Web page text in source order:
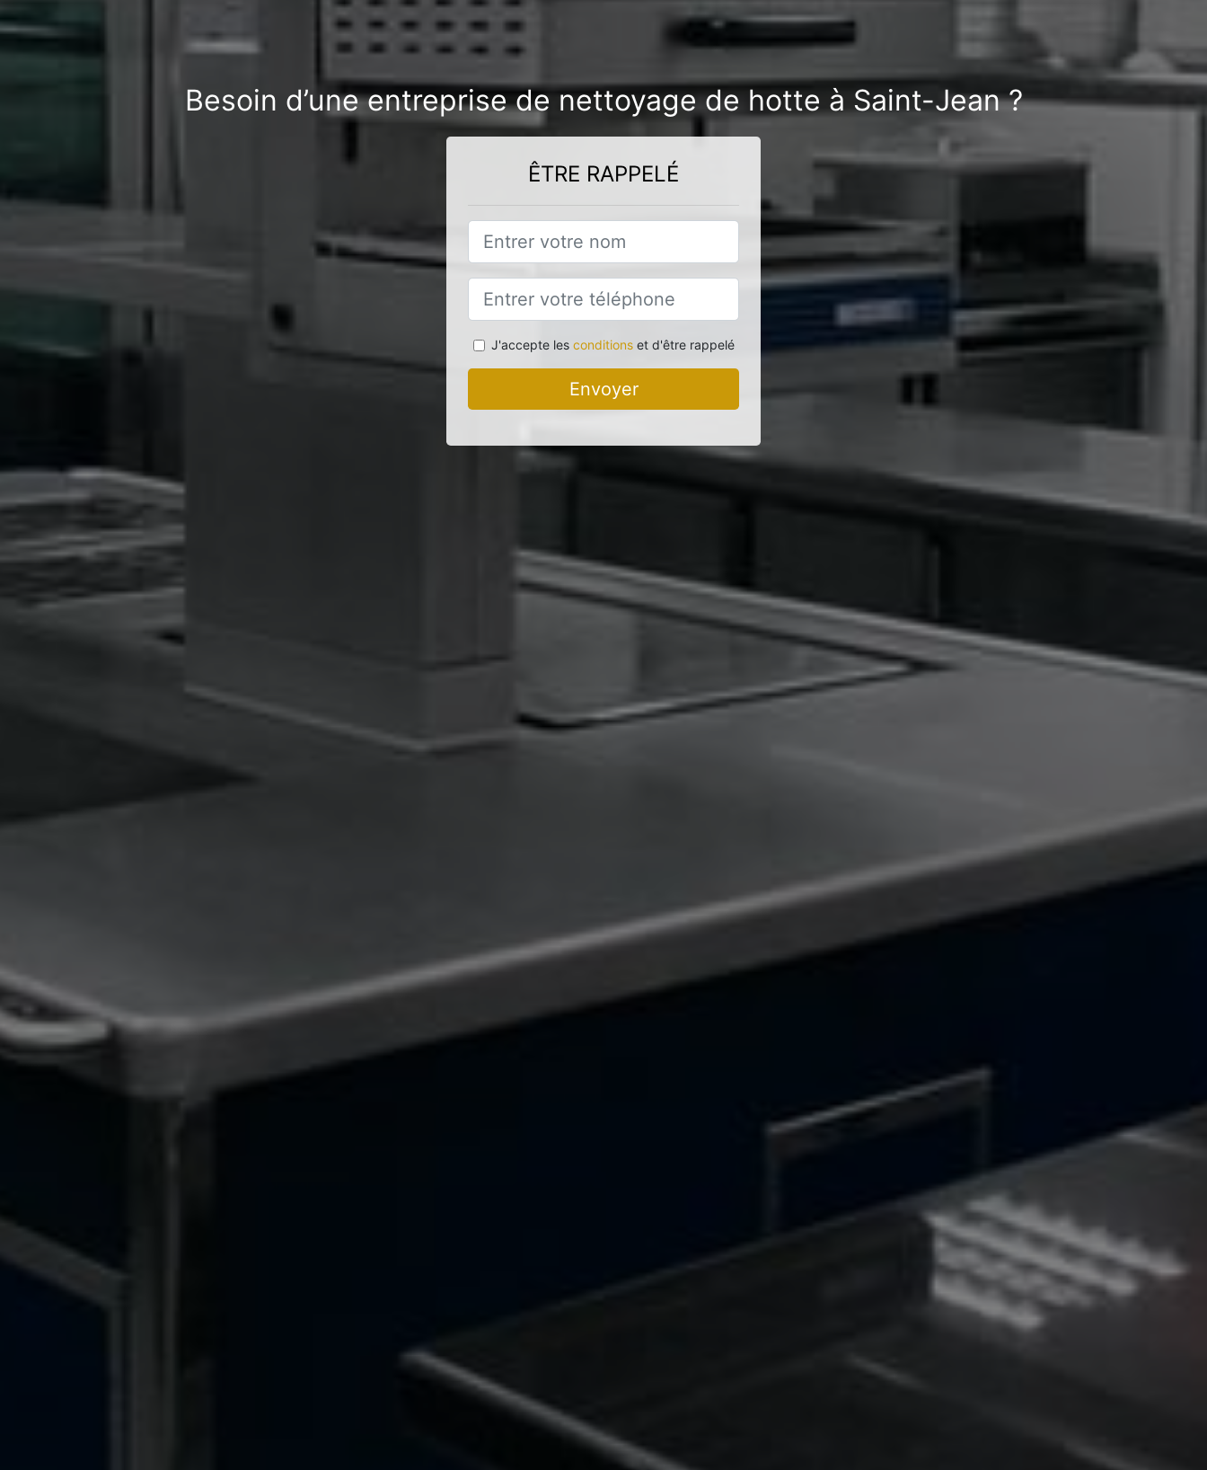
Besoin d’une entreprise de nettoyage de hotte à Saint-Jean ?
ÊTRE RAPPELÉ
J'accepte les conditionset d'être rappelé
Envoyer